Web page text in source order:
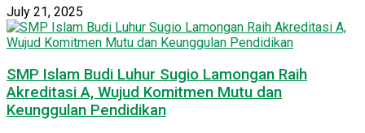
July 21, 2025
SMP Islam Budi Luhur Sugio Lamongan Raih
Akreditasi A, Wujud Komitmen Mutu dan
Keunggulan Pendidikan